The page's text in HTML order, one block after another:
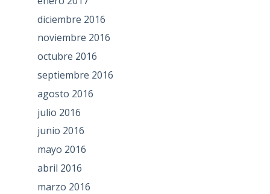
diciembre 2016
noviembre 2016
octubre 2016
septiembre 2016
agosto 2016
julio 2016
junio 2016
mayo 2016
abril 2016
marzo 2016